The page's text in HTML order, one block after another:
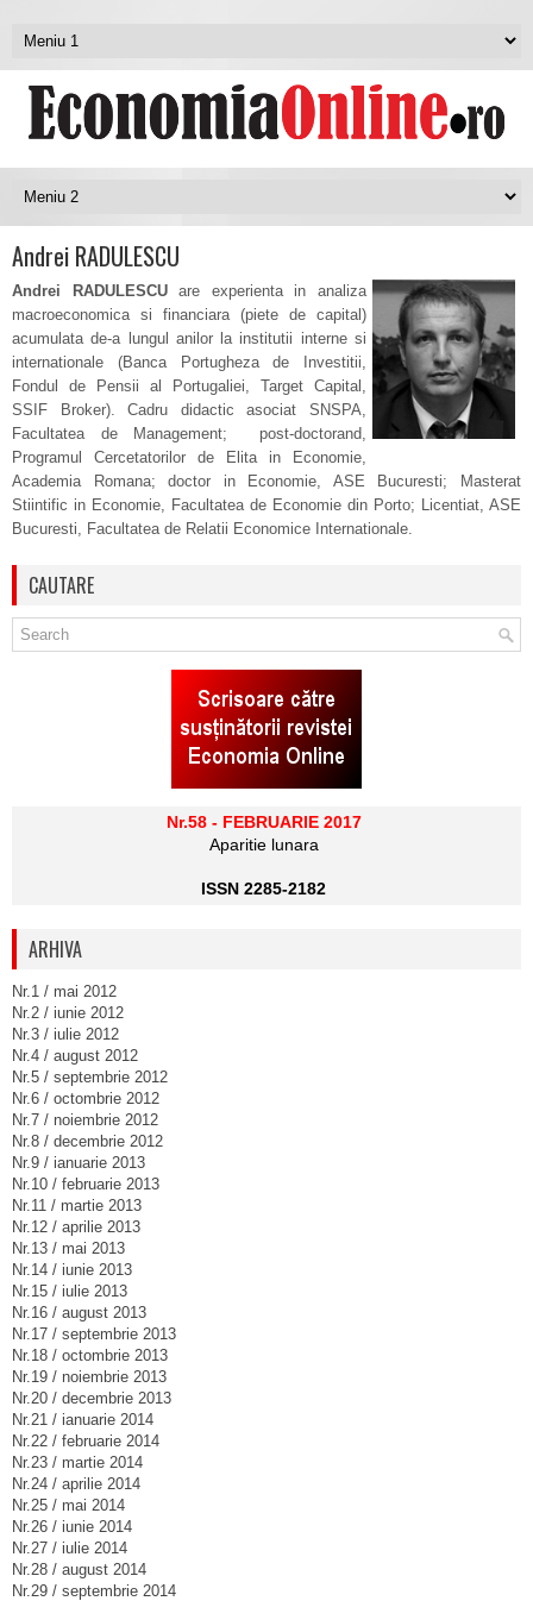
Andrei RADULESCU
Andrei RADULESCUare experienta in analiza
macroeconomica si financiara (piete de capital)
acumulata de-a lungul anilor la institutii interne si
internationale (Banca Portugheza de Investitii,
Fondul de Pensii al Portugaliei, Target Capital,
SSIF Broker). Cadru didactic asociat SNSPA,
Facultatea de Management; post-doctorand,
Programul Cercetatorilor de Elita in Economie,
Academia Romana; doctor in Economie, ASE Bucuresti; Masterat
Stiintific in Economie, Facultatea de Economie din Porto; Licentiat, ASE
Bucuresti, Facultatea de Relatii Economice Internationale.
CAUTARE
Nr.58 - FEBRUARIE 2017
Aparitie lunara
ISSN 2285-2182
ARHIVA
Nr.1 / mai 2012
Nr.2 / iunie 2012
Nr.3 / iulie 2012
Nr.4 / august 2012
Nr.5 / septembrie 2012
Nr.6 / octombrie 2012
Nr.7 / noiembrie 2012
Nr.8 / decembrie 2012
Nr.9 / ianuarie 2013
Nr.10 / februarie 2013
Nr.11 / martie 2013
Nr.12 / aprilie 2013
Nr.13 / mai 2013
Nr.14 / iunie 2013
Nr.15 / iulie 2013
Nr.16 / august 2013
Nr.17 / septembrie 2013
Nr.18 / octombrie 2013
Nr.19 / noiembrie 2013
Nr.20 / decembrie 2013
Nr.21 / ianuarie 2014
Nr.22 / februarie 2014
Nr.23 / martie 2014
Nr.24 / aprilie 2014
Nr.25 / mai 2014
Nr.26 / iunie 2014
Nr.27 / iulie 2014
Nr.28 / august 2014
Nr.29 / septembrie 2014